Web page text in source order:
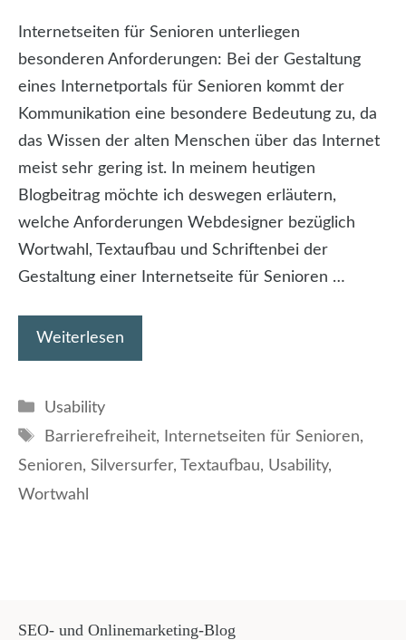
Internetseiten für Senioren unterliegen
besonderen Anforderungen: Bei der Gestaltung
eines Internetportals für Senioren kommt der
Kommunikation eine besondere Bedeutung zu, da
das Wissen der alten Menschen über das Internet
meist sehr gering ist. In meinem heutigen
Blogbeitrag möchte ich deswegen erläutern,
welche Anforderungen Webdesigner bezüglich
Wortwahl, Textaufbau und Schriftenbei der
Gestaltung einer Internetseite für Senioren …
Weiterlesen
Kategorien
Usability
Schlagwörter
Barrierefreiheit, Internetseiten für Senioren,
Senioren, Silversurfer, Textaufbau, Usability,
Wortwahl
SEO- und Onlinemarketing-Blog